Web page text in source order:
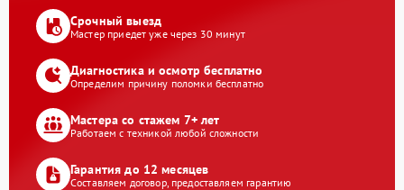
Срочный выезд
Мастер приедет уже через 30 минут
Диагностика и осмотр бесплатно
Определим причину поломки бесплатно
Мастера со стажем 7+ лет
Работаем с техникой любой сложности
Гарантия до 12 месяцев
Составляем договор, предоставляем гарантию